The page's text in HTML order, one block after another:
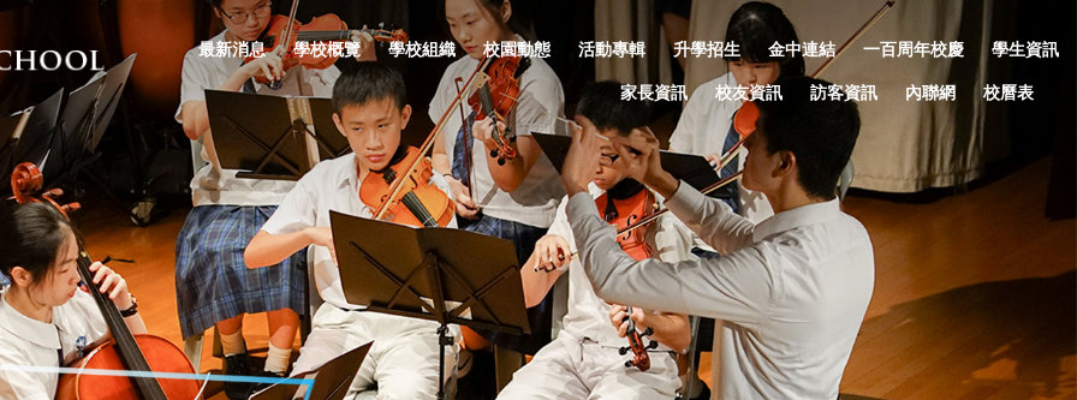
最新消息 學校概覽 學校組織 校園動態 活動專輯 升學招生 金中連結 一百周年校慶
學生資訊
家長資訊
校友資訊 訪客資訊 內聯網 校曆表